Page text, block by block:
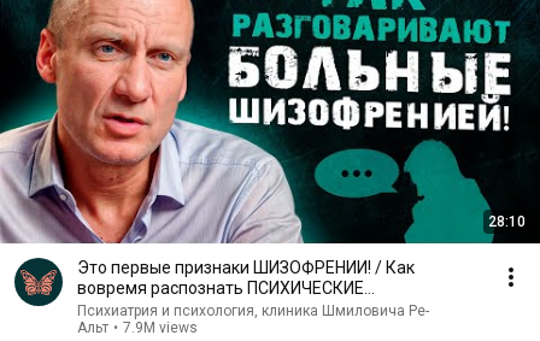
28:10
Это первые признаки ШИЗОФРЕНИИ! / Как
вовремя распознать ПСИХИЧЕСКИЕ
расстройства?
Психиатрия и психология, клиника Шмиловича Ре-
Альт • 7.9M views